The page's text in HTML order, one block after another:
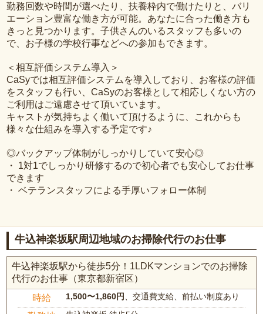
勤務回数や時間が選べたり、扶養枠内で働けたりと、バリ
エーション豊富な働き方が可能。あなたに合った働き方も
きっと見つかります。子供さんのいるスタッフも多いの
で、お子様の学校行事などへの参加もできます。
＜相互評価システム導入＞
CaSyでは相互評価システムを導入しており、お客様の評価
をスタッフも行い、CaSyのお客様として相応しくない方の
ご利用はご遠慮させて頂いています。
キャストが気持ちよく働いて頂けるように、これからも
様々な仕組みを導入する予定です♪
◎バックアップ体制がしっかりしていて安心◎
・ 1対1でしっかり研修するので初心者でも安心してお仕事
できます
・ ベテランスタッフによる手厚いフォロー体制
牛込神楽坂駅周辺地域のお掃除代行のお仕事
牛込神楽坂駅から徒歩5分！1LDKマンションでのお掃除
代行のお仕事（東京都新宿区）
時給 1,500〜1,860円、交通費支給、前払い制度あり